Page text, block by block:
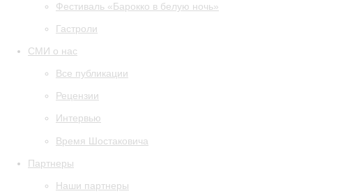
Фестиваль «Барокко в белую ночь»
Гастроли
СМИ о нас
Все публикации
Рецензии
Интервью
Время Шостаковича
Партнеры
Наши партнеры